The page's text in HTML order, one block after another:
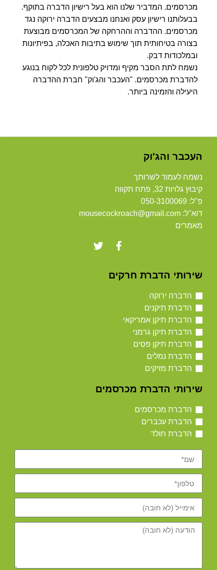
מכרסמים. המדביר שלנו הוא בעל רישיון הדברה בתוקף.
בבעלותנו רישיון עסק ואנחנו מבצעים הדברה ירוקה נגד
מכרסמים. ההדברה וההרחקה של המכרסמים מבוצעת
בצורה בטיחותית תוך שימוש בתיבות האכלה, בפיתיונות
ובמלכודות דבק.
נשמח לתת הסבר מקיף ומדויק טלפונית לכל לקוח בנוגע
להדברת מכרסמים. "העכבר והג'וק" חברת ההדברה
היעילה והזמינה ביותר.
העכבר והג'וק
נשמח לעמוד לשרותך
קיבוץ גלויות 32, פתח תקווה
פ"ל: 050-3100069
דוא"ל: mousecockroach@gmail.com
מאמרים
שירותי הדברת חרקים
הדברה ירוקה
הדברת תיקנים
הדברת תיקן אמריקאי
הדברת תיקן גרמני
הדברת תיקן פסים
הדברת נמלים
הדברת מזיקים
שירותי הדברת מכרסמים
הדברת מכרסמים
הדברת עכברים
הדברת חולד